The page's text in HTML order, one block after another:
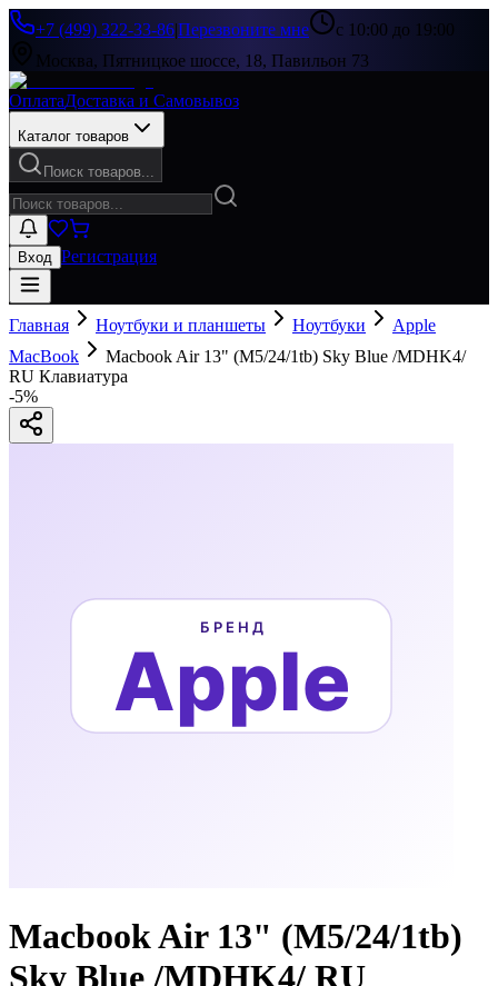
+7 (499) 322-33-86|Перезвоните мне
с 10:00 до 19:00
Москва, Пятницкое шоссе, 18, Павильон 73
ОплатаДоставка и Самовывоз
Каталог товаров
Поиск товаров...
Вход Регистрация
Главная Ноутбуки и планшеты Ноутбуки
Apple
MacBook
Macbook Air 13" (M5/24/1tb) Sky Blue /MDHK4/
RU Клавиатура
-5%
Macbook Air 13" (M5/24/1tb)
Sky Blue /MDHK4/ RU